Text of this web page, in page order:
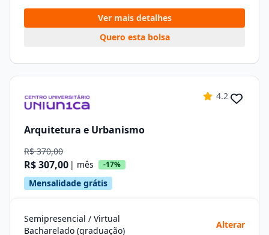
Ver mais detalhes
Quero esta bolsa
4.2
Arquitetura e Urbanismo
R$ 370,00
R$ 307,00 | mês -17%
Mensalidade grátis
Semipresencial / Virtual
Bacharelado (graduação)
Alterar